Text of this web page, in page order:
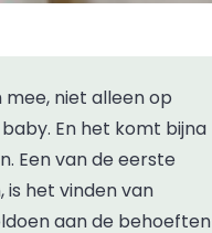
En het komt bijna
Een van de eerste
het vinden van
aan de behoeften